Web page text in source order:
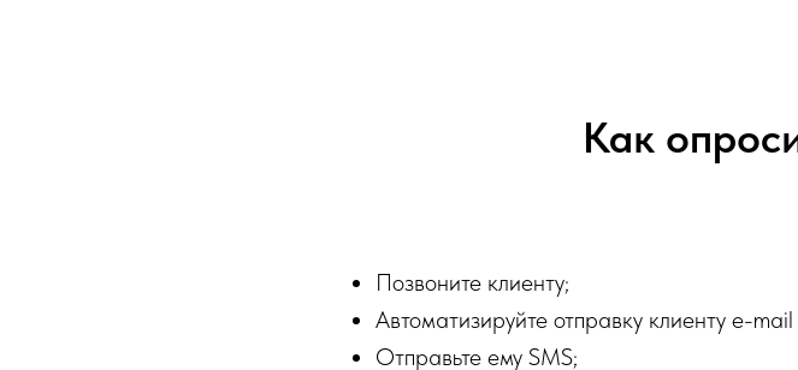
Как
Позвоните клиенту;
Автоматизируйте отправку клиенту e-mail
Отправьте ему SMS;